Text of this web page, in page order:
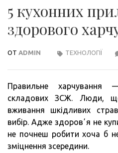
5 кухонних
здорового
ОТ ADMIN ТЕХНОЛОГІЇ
Правильне
складових ЗСЖ. Люди,
вживання шкідливих
вибір. Адже здоровʼя не
не почнеш робити хоча б
зміцнення зсередини.